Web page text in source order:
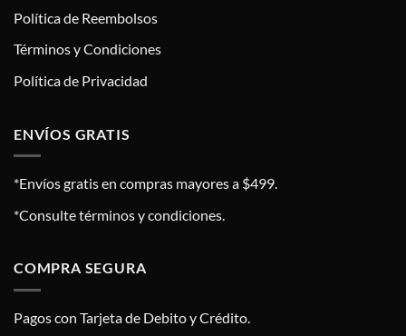
Política de Reembolsos
Términos y Condiciones
Política de Privacidad
ENVÍOS GRATIS
*Envíos gratis en compras mayores a $499.
*Consulte términos y condiciones.
COMPRA SEGURA
Pagos con Tarjeta de Debito y Crédito.